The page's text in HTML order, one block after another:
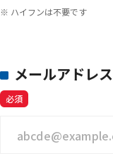
※ ハイフンは不要です
メールアドレス
必須